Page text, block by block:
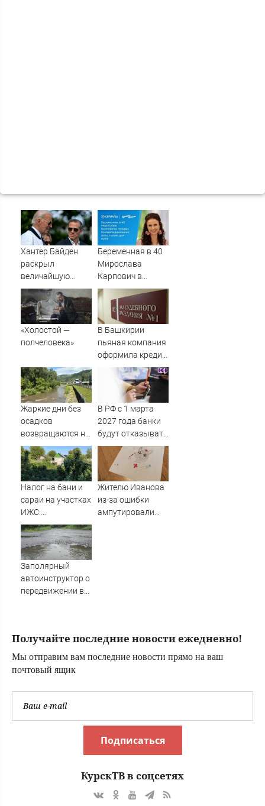
Хантер Байден
раскрыл
величайшую
ошибку своего
отца: бездействие
против Трампа
Беременная в 40
Мирослава
Карпович в
гольфах показала
домашние фото:
только для мужа
«Холостой —
полчеловека»
В Башкирии
пьяная компания
оформила кредит
на знакомого
Жаркие дни без
осадков
возвращаются на
Алтай
В РФ с 1 марта
2027 года банки
будут отказывать
в переводах при
вредоносном ПО
Налог на бани и
сараи на участках
ИЖС:
разъяснения ФНС
и правила
расчета
Жителю Иванова
из-за ошибки
ампутировали
Заполярный
автоинструктор о
передвижении в
Получайте последние новости ежедневно!
Мы отправим вам последние новости прямо на ваш
почтовый ящик
Подписаться
КурскТВ в соцсетях